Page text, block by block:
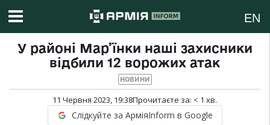
EN
У районі Мар’їнки наші захисники
відбили 12 ворожих атак
НОВИНИ
11 Червня 2023, 19:38Прочитаєте за: < 1 хв.
Слідкуйте за АрміяInform в Google